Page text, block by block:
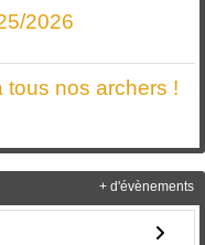
2026
nos archers !
+ d'évènements